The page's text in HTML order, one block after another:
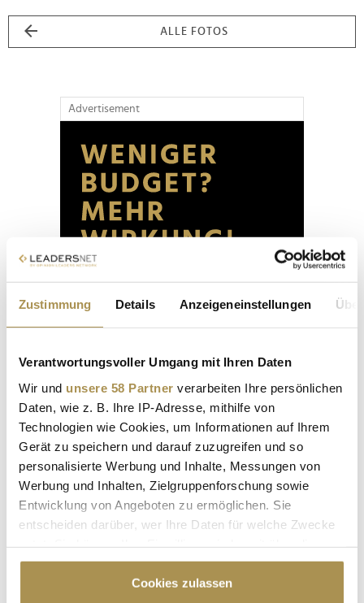
Zustimmung Details Anzeigeneinstellungen
Verantwortungsvoller Umgang mit Ihren Daten
Wir und unsere 58 Partner verarbeiten Ihre persönlichen
Daten, wie z. B. Ihre IP-Adresse, mithilfe von
Technologien wie Cookies, um Informationen auf Ihrem
Gerät zu speichern und darauf zuzugreifen und so
personalisierte Werbung und Inhalte, Messungen von
Werbung und Inhalten, Zielgruppenforschung sowie
Entwicklung von Angeboten zu ermöglichen. Sie
entscheiden darüber, wer Ihre Daten für welche Zwecke
Cookie-Erklärung oder durch Klicken auf das Privacy
Trigger Symbol ändern oder widerrufen
Cookies zulassen
ALLE FOTOS
Advertisement